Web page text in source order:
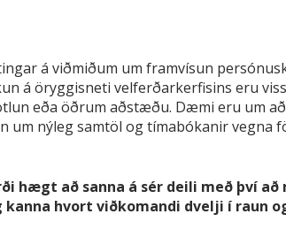
á viðmiðum um framvísun
á öryggisneti velferðarkerfisins eru
eða öðrum aðstæðu. Dæmi eru um
nýleg samtöl og tímabókanir vegna
hægt að sanna á sér deili með því
hvort viðkomandi dvelji í raun